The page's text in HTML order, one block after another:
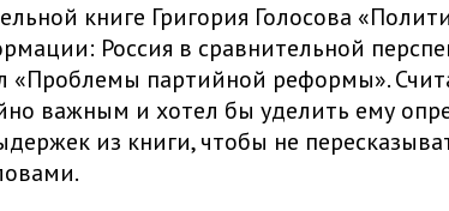
книге Григория Голосова
Россия в сравнительной
«Проблемы партийной реформы».
важным и хотел бы уделить ему
из книги, чтобы не